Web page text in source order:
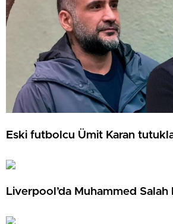
Eski futbolcu Ümit Karan
Liverpool’da Muhammed Salah